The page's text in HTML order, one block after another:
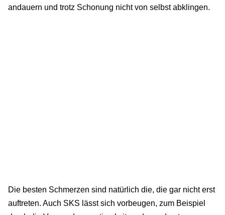
andauern und trotz Schonung nicht von selbst abklingen.
Die besten Schmerzen sind natürlich die, die gar nicht erst
auftreten. Auch SKS lässt sich vorbeugen, zum Beispiel